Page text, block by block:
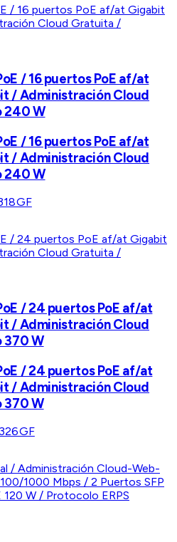
/ 16 puertos PoE af/at
/ Administración Cloud
240 W
/ 16 puertos PoE af/at
/ Administración Cloud
240 W
/ 24 puertos PoE af/at
/ Administración Cloud
370 W
/ 24 puertos PoE af/at
/ Administración Cloud
370 W